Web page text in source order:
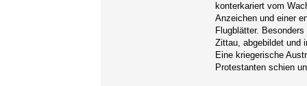
konterkariert vom
Anzeichen und einer
Flugblätter.
Zittau, abgebildet und
Eine kriegerische
Protestanten schien